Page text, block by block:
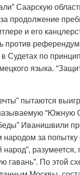
Саарскую
продолжение
и его
против
Судетах по
языка.
пытаются
“Южную
Иванишвили
за
народ”,
гавань”. По этой